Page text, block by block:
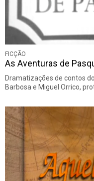
FICÇÃO
As Aventuras de
Dramatizações de contos
Barbosa e Miguel Orrico,